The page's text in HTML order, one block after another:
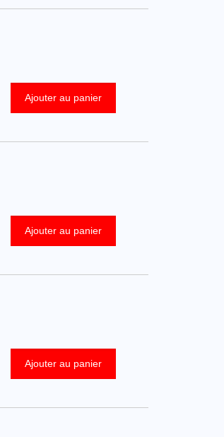
Ajouter au panier
Ajouter au panier
Ajouter au panier